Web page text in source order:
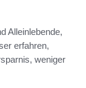
Alleinlebende,
erfahren,
weniger